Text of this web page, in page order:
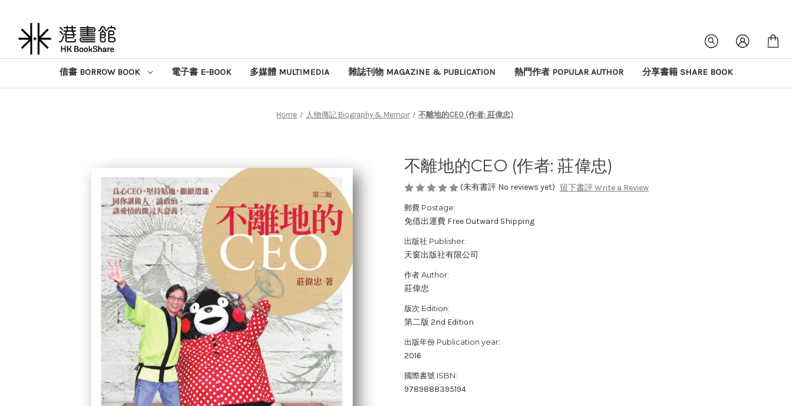
借書 BORROW BOOK 電子書 E-BOOK 多媒體 MULTIMEDIA 雜誌刊物 MAGAZINE & PUBLICATION 熱門作者 POPULAR AUTHOR 分享書籍 SHARE BOOK
Home 人物傳記 Biography & Memoir 不離地的CEO (作者: 莊偉忠)
不離地的CEO (作者: 莊偉忠)
(未有書評 No reviews yet) 留下書評 Write a Review
郵費 Postage:
免借出運費 Free Outward Shipping
出版社 Publisher:
天窗出版社有限公司
作者 Author:
莊偉忠
版次 Edition:
第二版 2nd Edition
出版年份 Publication year:
2016
國際書號 ISBN:
9789888395194